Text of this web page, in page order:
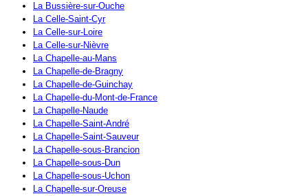
La Bussière-sur-Ouche
La Celle-Saint-Cyr
La Celle-sur-Loire
La Celle-sur-Nièvre
La Chapelle-au-Mans
La Chapelle-de-Bragny
La Chapelle-de-Guinchay
La Chapelle-du-Mont-de-France
La Chapelle-Naude
La Chapelle-Saint-André
La Chapelle-Saint-Sauveur
La Chapelle-sous-Brancion
La Chapelle-sous-Dun
La Chapelle-sous-Uchon
La Chapelle-sur-Oreuse